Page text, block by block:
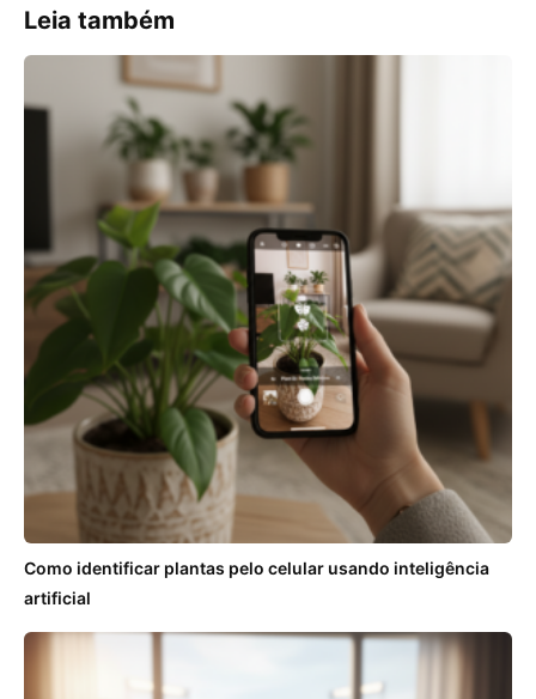
Leia também
Como identificar plantas pelo celular usando inteligência
artificial